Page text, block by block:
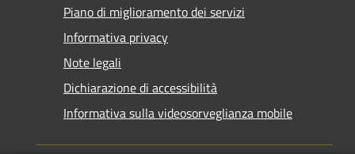
Piano di miglioramento dei servizi
Informativa privacy
Note legali
Dichiarazione di accessibilità
Informativa sulla videosorveglianza mobile